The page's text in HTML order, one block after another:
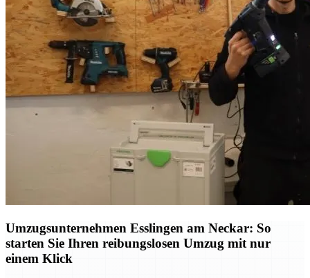
Umzugsunternehmen Esslingen am Neckar: So
starten Sie Ihren reibungslosen Umzug mit nur
einem Klick